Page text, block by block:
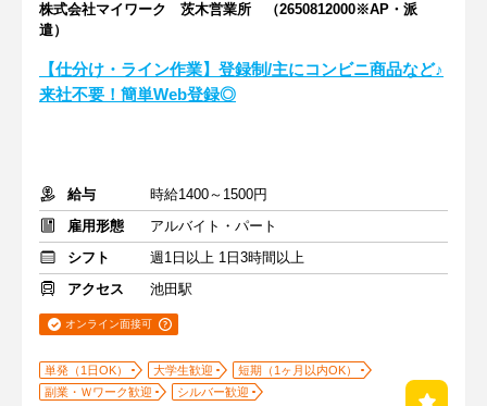
株式会社マイワーク 茨木営業所 （2650812000※AP・派
遣）
【仕分け・ライン作業】登録制/主にコンビニ商品など♪
来社不要！簡単Web登録◎
給与
時給1400～1500円
雇用形態
アルバイト・パート
シフト
週1日以上 1日3時間以上
アクセス
池田駅
オンライン面接可
単発（1日OK） 大学生歓迎
短期（1ヶ月以内OK）
副業・Ｗワーク歓迎
シルバー歓迎